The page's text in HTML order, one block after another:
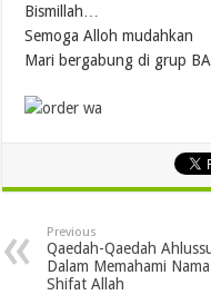
Bismillah…
Semoga Alloh mudahkan
Mari bergabung di grup
Previous
Qaedah-Qaedah
Dalam Memahami
Shifat Allah